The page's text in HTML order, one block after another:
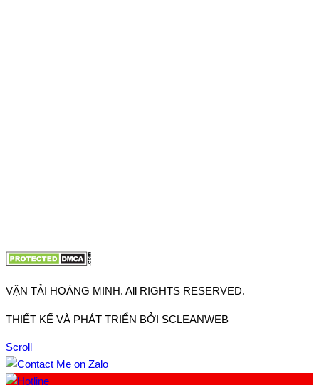
VẬN TẢI HOÀNG MINH. All RIGHTS RESERVED.
THIẾT KẾ VÀ PHÁT TRIỂN BỞI SCLEANWEB
Scroll